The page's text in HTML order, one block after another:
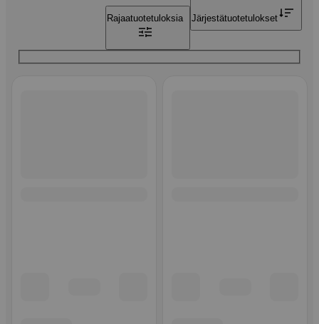
Rajaatuotetuloksia Järjestätuotetulokset